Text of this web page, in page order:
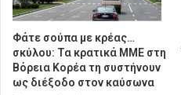
Φάτε σούπα με κρέας…
σκύλου: Τα κρατικά ΜΜΕ στη
Βόρεια Κορέα τη συστήνουν
ως διέξοδο στον καύσωνα